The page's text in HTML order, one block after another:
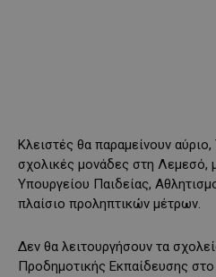
Κλειστές θα παραμείνουν αύριο,
σχολικές μονάδες στη Λεμεσό,
Υπουργείου Παιδείας,
πλαίσιο προληπτικών μέτρων.
Δεν θα λειτουργήσουν τα
Προδημοτικής Εκπαίδευσης